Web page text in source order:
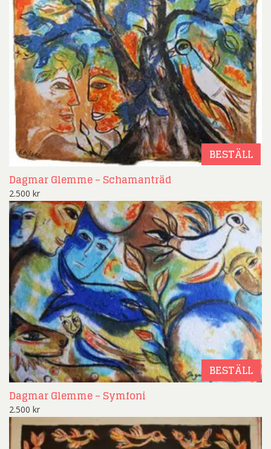
BESTÄLL
Dagmar Glemme – Schamanträd
2.500 kr
BESTÄLL
Dagmar Glemme – Symfoni
2.500 kr